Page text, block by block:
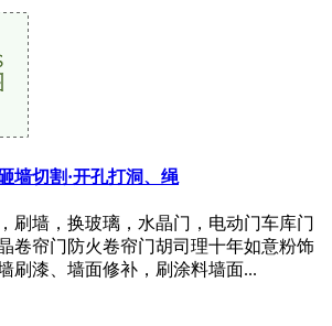
墙切割·开孔打洞、绳
刷墙，换玻璃，水晶门，电动门车库门
卷帘门防火卷帘门胡司理十年如意粉饰
刷漆、墙面修补，刷涂料墙面...